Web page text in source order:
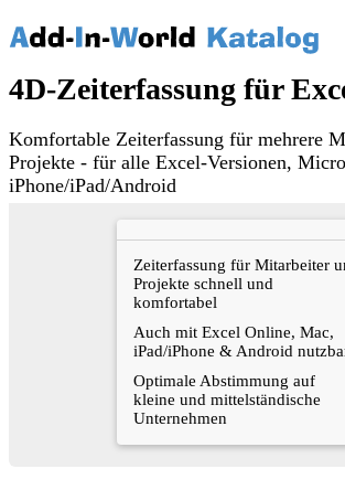
4D-Zeiterfassung für
Komfortable Zeiterfassung für mehrere
Projekte - für alle Excel-Versionen,
iPhone/iPad/Android
Zeiterfassung für Mitarbeiter
Projekte schnell und
komfortabel
Auch mit Excel Online, Mac,
iPad/iPhone & Android
Optimale Abstimmung auf
kleine und mittelständische
Unternehmen